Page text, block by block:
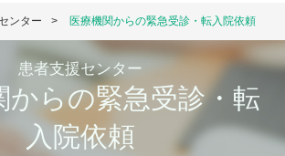
ンター 医療機関からの緊急受診・転入院依頼
患者支援センター
からの緊急受診・転
入院依頼